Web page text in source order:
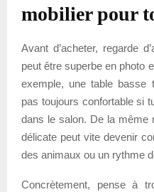
mobilier pour
Avant d’acheter, regarde
peut être superbe en photo
exemple, une table basse
pas toujours confortable si
dans le salon. De la même
délicate peut vite devenir
des animaux ou un rythme
Concrètement, pense à